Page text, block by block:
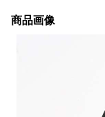
商品画像